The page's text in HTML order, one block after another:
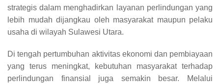
strategis dalam menghadirkan layanan perlindungan yang
lebih mudah dijangkau oleh masyarakat maupun pelaku
usaha di wilayah Sulawesi Utara.
Di tengah pertumbuhan aktivitas ekonomi dan pembiayaan
yang terus meningkat, kebutuhan masyarakat terhadap
perlindungan finansial juga semakin besar. Melalui